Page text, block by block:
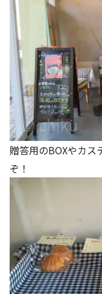
贈答用のBOXやカス
ぞ！